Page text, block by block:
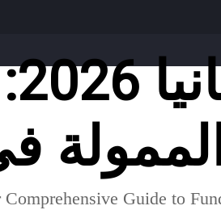
Guide to